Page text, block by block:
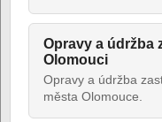
Opravy a údržba
Olomouci
Opravy a údržba
města Olomouce.